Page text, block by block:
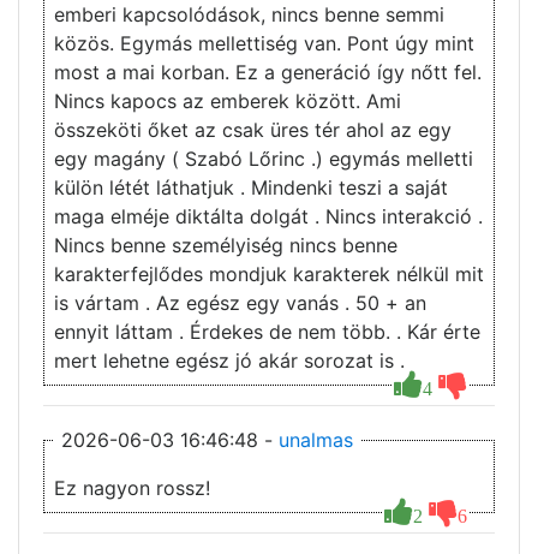
4
emberi kapcsolódások, nincs benne semmi
közös. Egymás mellettiség van. Pont úgy mint
most a mai korban. Ez a generáció így nőtt fel.
Nincs kapocs az emberek között. Ami
összeköti őket az csak üres tér ahol az egy
egy magány ( Szabó Lőrinc .) egymás melletti
külön létét láthatjuk . Mindenki teszi a saját
maga elméje diktálta dolgát . Nincs interakció .
Nincs benne személyiség nincs benne
karakterfejlődes mondjuk karakterek nélkül mit
is vártam . Az egész egy vanás . 50 + an
ennyit láttam . Érdekes de nem több. . Kár érte
mert lehetne egész jó akár sorozat is .
2026-06-03 16:46:48 - unalmas
2 6
Ez nagyon rossz!